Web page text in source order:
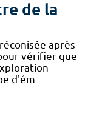
de la
après
vérifier que
d'ém